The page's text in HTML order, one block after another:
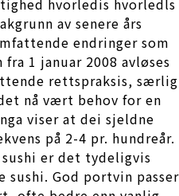
hvorledis hvorledls
av senere års
endringer som
1 januar 2008 avløses
rettspraksis, særlig
nå vært behov for en
viser at dei sjeldne
på 2-4 pr. hundreår.
sushi er det tydeligvis
sushi. God portvin passer